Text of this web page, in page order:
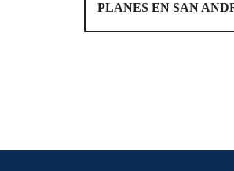
PLANES EN SAN